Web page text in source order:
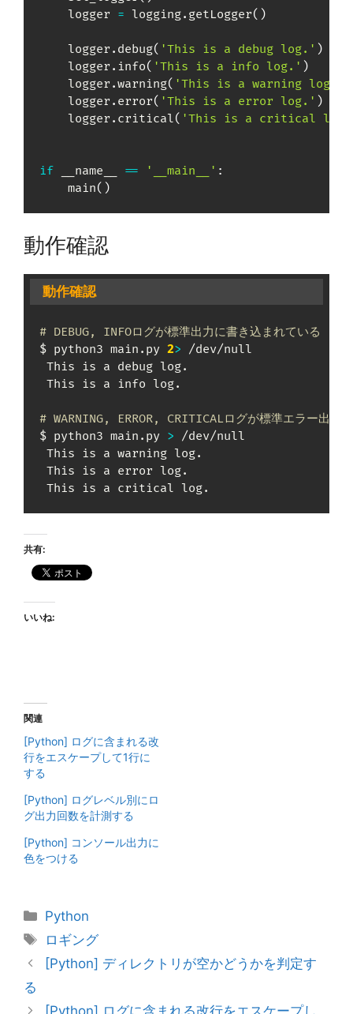
    logger
= logging. getLogger( )
    logger
. debug( 'This is a debug log.' )
    logger
. info( 'This is a info log.' )
    logger
.warning( 'This is a warning log.'
    logger
. error( 'This is a error log.' )
    logger
. critical( 'This is a critical
if __name__ == '__main__' :
    main
( )
動作確認
動作確認
# DEBUG, INFOログが標準出力に書き込まれている
$ python3 main.py 2> /dev/null
This is a debug log.
This is a info log.
# WARNING, ERROR, CRITICALログが標準エラー出力
$ python3 main.py > /dev/null
This is a warning log.
This is a error log.
This is a critical log.
共有:
いいね:
関連
[Python] ログに含まれる改
行をエスケープして1行に
する
[Python] ログレベル別にロ
グ出力回数を計測する
[Python] コンソール出力に
色をつける
カ
テ
リ
Python
タ
グ
ロギング
[Python] ディレクトリが空かどうかを判定す
る
[Python] ログに含まれる改行をエスケープし